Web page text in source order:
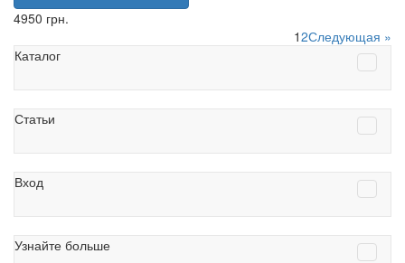
4950 грн.
12Следующая »
Каталог
Статьи
Вход
Узнайте больше